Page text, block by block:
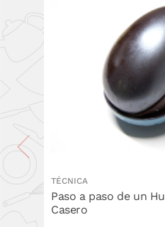
TÉCNICA
Paso a paso de un
Casero